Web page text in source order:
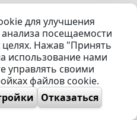
40
этаж)
для улучшения
посещаемости
целях. Нажав "Принять
использование нами
управлять своими
файлов cookie.
Отказаться